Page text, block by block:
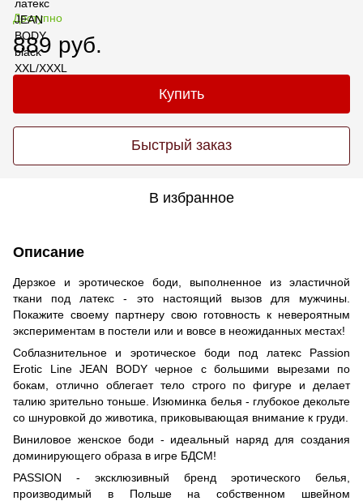
Доступно
889 руб.
Купить
Быстрый заказ
В избранное
Описание
Дерзкое и эротическое боди, выполненное из эластичной
ткани под латекс - это настоящий вызов для мужчины.
Покажите своему партнеру свою готовность к невероятным
экспериментам в постели или и вовсе в неожиданных местах!
Соблазнительное и эротическое боди под латекс Passion
Erotic Line JEAN BODY черное с большими вырезами по
бокам, отлично облегает тело строго по фигуре и делает
талию зрительно тоньше. Изюминка белья - глубокое декольте
со шнуровкой до животика, приковывающая внимание к груди.
Виниловое женское боди - идеальный наряд для создания
доминирующего образа в игре БДСМ!
PASSION - эксклюзивный бренд эротического белья,
производимый в Польше на собственном швейном